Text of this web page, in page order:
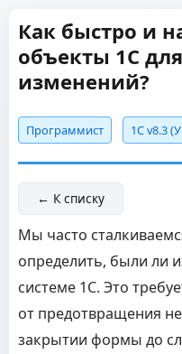
Как быстро и
объекты 1С
изменений?
Программист 1С v8.3
← К списку
Мы часто
определить, были ли
системе 1С. Это
от предотвращения
закрытии формы до